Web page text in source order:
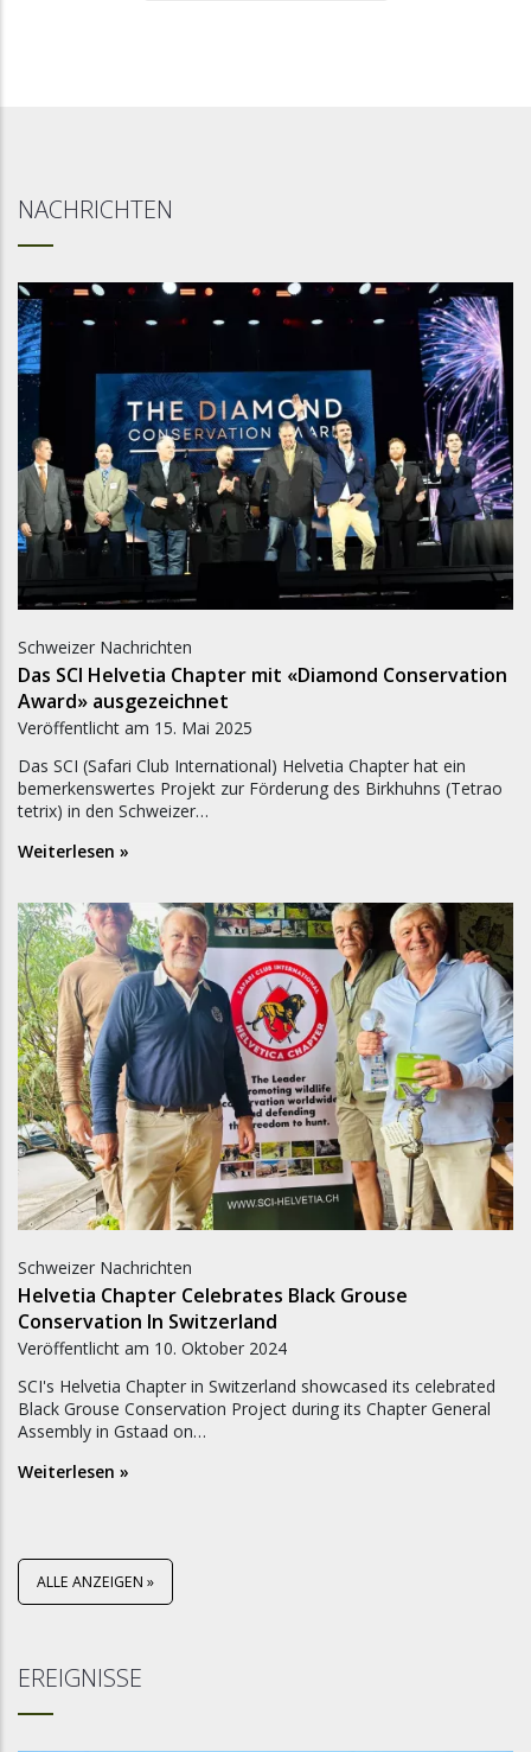
NACHRICHTEN
Schweizer Nachrichten
Das SCI Helvetia Chapter mit «Diamond Conservation
Award» ausgezeichnet
Veröffentlicht am 15. Mai 2025
Das SCI (Safari Club International) Helvetia Chapter hat ein
bemerkenswertes Projekt zur Förderung des Birkhuhns (Tetrao
tetrix) in den Schweizer…
Weiterlesen »
Schweizer Nachrichten
Helvetia Chapter Celebrates Black Grouse
Conservation In Switzerland
Veröffentlicht am 10. Oktober 2024
SCI's Helvetia Chapter in Switzerland showcased its celebrated
Black Grouse Conservation Project during its Chapter General
Assembly in Gstaad on…
Weiterlesen »
ALLE ANZEIGEN »
EREIGNISSE